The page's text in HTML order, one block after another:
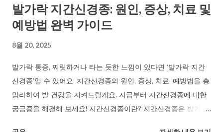
효과적입니다. 면역력 강화 비타민 A, C, E와 같은 비타민과 미네
랄이 풍부하여 면역 세포를 활성화하고 외부 바이러스나 세균으
용을 촉진하여 체내 노폐물 배출을 돕고 부종을 완화하는 데 효과
가 있습니다. 신장 기능 개선에도 도움을 줄 수 있습니다. 뮤신 성
분은 장 점막을 보호하고 소화 기능을...
발가락 지간신경종: 원인, 증상, 치료 및
예방법 완벽 가이드
8월 20, 2025
발가락 통증, 찌릿하거나 타는 듯한 느낌이 있다면 ‘발가락 지간
신경종’일 수 있어요. 지간신경종의 원인, 증상, 치료, 예방법을 총
망라하여 발 건강을 지켜드릴게요. 지금부터 지간신경종에 대한
궁금증을 해결해 보세요! 지간신경종이란? 지간신경종은 발가락